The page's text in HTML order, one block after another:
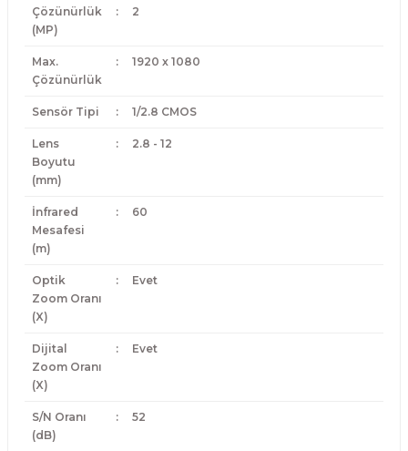
Çözünürlük
(MP)
: 2
Max.
Çözünürlük
: 1920 x 1080
Sensör Tipi : 1/2.8 CMOS
Lens
Boyutu
(mm)
: 2.8 - 12
İnfrared
Mesafesi
(m)
: 60
Optik
Zoom Oranı
(X)
: Evet
Dijital
Zoom Oranı
(X)
: Evet
S/N Oranı
(dB)
: 52